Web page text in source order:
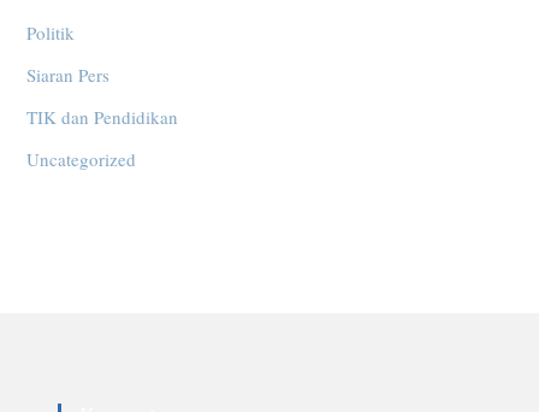
Politik
Siaran Pers
TIK dan Pendidikan
Uncategorized